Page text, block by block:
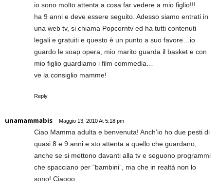
io sono molto attenta a cosa far vedere a mio figlio!!!
ha 9 anni e deve essere seguito. Adesso siamo entrati in
una web tv, si chiama Popcorntv ed ha tutti contenuti
legali e gratuiti e questo è un punto a suo favore…io
guardo le soap opera, mio marito guarda il basket e con
mio figlio guardiamo i film commedia…
ve la consiglio mamme!
Reply
unamammabis Maggio 13, 2010 At 5:18 pm
Ciao Mamma adulta e benvenuta! Anch’io ho due pesti di
quasi 8 e 9 anni e sto attenta a quello che guardano,
anche se si mettono davanti alla tv e seguono programmi
che spacciano per “bambini”, ma che in realtà non lo
sono! Ciaooo